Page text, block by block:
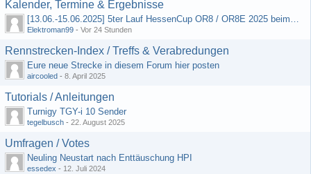
Kalender, Termine & Ergebnisse
[13.06.-15.06.2025] 5ter Lauf HessenCup OR8 / OR8E 2025 beim MSC Ober-Mörlen e.V.
Elektroman99 - Vor 24 Stunden
Rennstrecken-Index / Treffs & Verabredungen
Eure neue Strecke in diesem Forum hier posten
aircooled - 8. April 2025
Tutorials / Anleitungen
Turnigy TGY-i 10 Sender
tegelbusch - 22. August 2025
Umfragen / Votes
Neuling Neustart nach Enttäuschung HPI
essedex - 12. Juli 2024